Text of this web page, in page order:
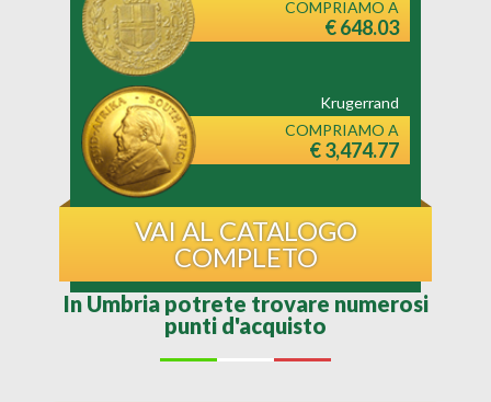
COMPRIAMO A
€ 648.03
Krugerrand
COMPRIAMO A
€ 3,474.77
VAI AL CATALOGO
COMPLETO
In Umbria potrete trovare numerosi
punti d'acquisto